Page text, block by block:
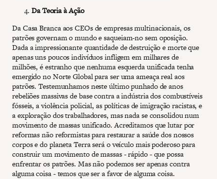
Da Teoria à Ação
Da Casa Branca aos CEOs de empresas multinacionais, os
patrões governam o mundo e saqueiam-no sem oposição.
Dada a impressionante quantidade de destruição e morte que
apenas uns poucos indivíduos infligem em milhares de
milhões, é estranho que nenhuma esquerda unificada tenha
emergido no Norte Global para ser uma ameaça real aos
patrões. Testemunhamos neste último punhado de anos
rebeliões massivas de base contra a indústria dos combustíveis
fósseis, a violência policial, as políticas de imigração racistas, e
a exploração dos trabalhadores, mas nada se consolidou num
movimento de massas unificado. Acreditamos que lutar por
reformas não reformistas para restaurar a saúde dos nossos
corpos e do planeta Terra será o veículo mais poderoso para
construir um movimento de massas - rápido - que possa
enfrentar os patrões. Mas não podemos ser apenas contra
alguma coisa - temos que ser a favor de alguma coisa.